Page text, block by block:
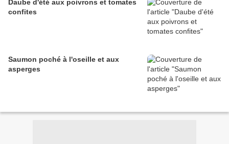
Daube d'été aux poivrons et tomates
confites
Saumon poché à l'oseille et aux
asperges